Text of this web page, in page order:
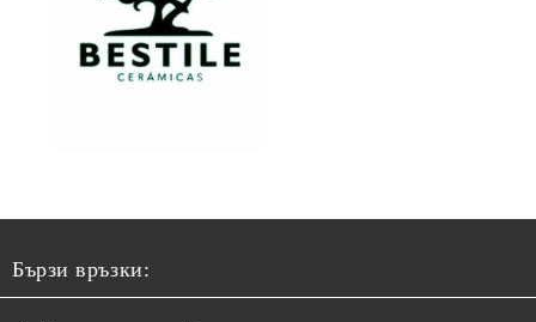
Бързи връзки: